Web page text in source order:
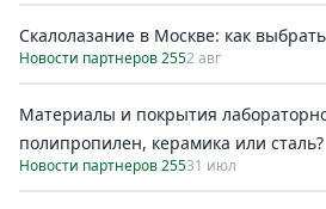
Скалолазание в Москве: как
Новости партнеров 2552 авг
Материалы и покрытия
полипропилен, керамика или сталь?
Новости партнеров 25531 июл